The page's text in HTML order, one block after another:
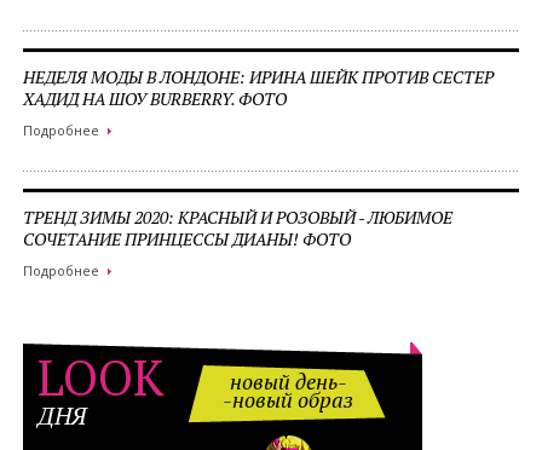
НЕДЕЛЯ МОДЫ В ЛОНДОНЕ: ИРИНА ШЕЙК ПРОТИВ СЕСТЕР
ХАДИД НА ШОУ BURBERRY. ФОТО
Подробнее
ТРЕНД ЗИМЫ 2020: КРАСНЫЙ И РОЗОВЫЙ - ЛЮБИМОЕ
СОЧЕТАНИЕ ПРИНЦЕССЫ ДИАНЫ! ФОТО
Подробнее
LOOK
ДНЯ
новый день-
-новый образ